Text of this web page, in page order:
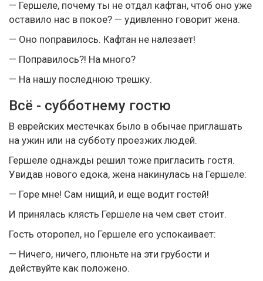
— Гершеле, почему ты не отдал кафтан, чтоб оно уже
оставило нас в покое? — удивленно говорит жена.
— Оно поправилось. Кафтан не налезает!
— Поправилось?! На много?
— На нашу последнюю трешку.
Всё - субботнему гостю
В еврейских местечках было в обычае приглашать
на ужин или на субботу проезжих людей.
Гершеле однажды решил тоже пригласить гостя.
Увидав нового едока, жена накинулась на Гершеле:
— Горе мне! Сам нищий, и еще водит гостей!
И принялась клясть Гершеле на чем свет стоит.
Гость оторопел, но Гершеле его успокаивает:
— Ничего, ничего, плюньте на эти грубости и
действуйте как положено.